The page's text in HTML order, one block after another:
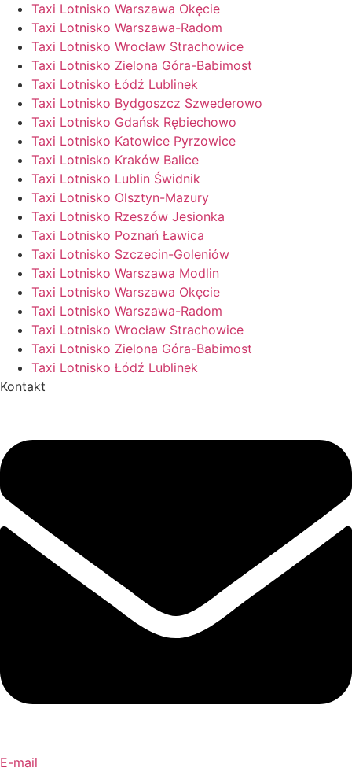
Taxi Lotnisko Warszawa Okęcie
Taxi Lotnisko Warszawa-Radom
Taxi Lotnisko Wrocław Strachowice
Taxi Lotnisko Zielona Góra-Babimost
Taxi Lotnisko Łódź Lublinek
Taxi Lotnisko Bydgoszcz Szwederowo
Taxi Lotnisko Gdańsk Rębiechowo
Taxi Lotnisko Katowice Pyrzowice
Taxi Lotnisko Kraków Balice
Taxi Lotnisko Lublin Świdnik
Taxi Lotnisko Olsztyn-Mazury
Taxi Lotnisko Rzeszów Jesionka
Taxi Lotnisko Poznań Ławica
Taxi Lotnisko Szczecin-Goleniów
Taxi Lotnisko Warszawa Modlin
Taxi Lotnisko Warszawa Okęcie
Taxi Lotnisko Warszawa-Radom
Taxi Lotnisko Wrocław Strachowice
Taxi Lotnisko Zielona Góra-Babimost
Taxi Lotnisko Łódź Lublinek
Kontakt
E-mail